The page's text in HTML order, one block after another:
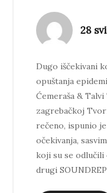
28
Dugo iščekivani
opuštanja
Ćemeraša &
zagrebačkoj
rečeno, ispunio
očekivanja,
koji su se
drugi